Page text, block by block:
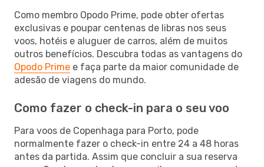
Como membro Opodo Prime, pode obter ofertas
exclusivas e poupar centenas de libras nos seus
voos, hotéis e aluguer de carros, além de muitos
outros benefícios. Descubra todas as vantagens do
Opodo Prime e faça parte da maior comunidade de
adesão de viagens do mundo.
Como fazer o check-in para o seu voo
Para voos de Copenhaga para Porto, pode
normalmente fazer o check-in entre 24 a 48 horas
antes da partida. Assim que concluir a sua reserva